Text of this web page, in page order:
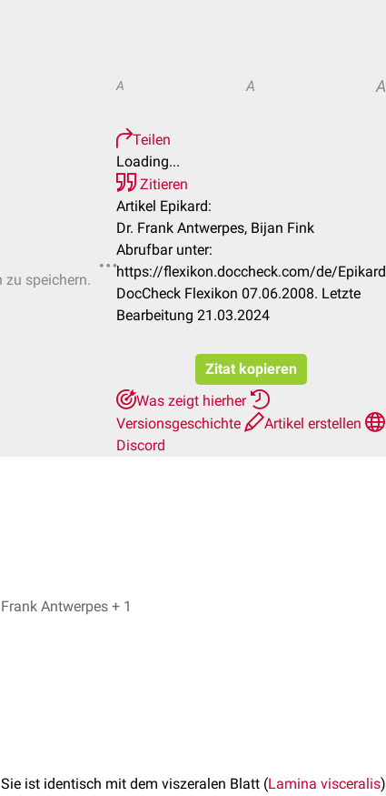
zu speichern.
A A A
Teilen
Loading...
Zitieren
Artikel Epikard:
Dr. Frank Antwerpes, Bijan Fink
Abrufbar unter:
https://flexikon.doccheck.com/de/Epikard
DocCheck Flexikon 07.06.2008. Letzte
Bearbeitung 21.03.2024
Zitat kopieren
Was zeigt hierher
Versionsgeschichte
Artikel erstellen
Discord
Dr. No, Dr. Frank Antwerpes + 1
ist identisch mit dem viszeralen Blatt (Lamina visceralis)